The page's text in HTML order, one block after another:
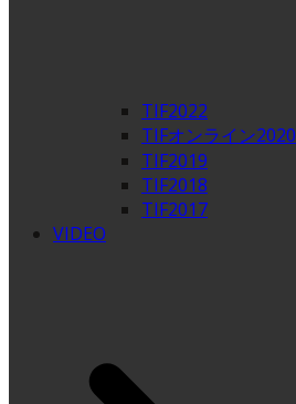
TIF2022
TIFオンライン2020
TIF2019
TIF2018
TIF2017
VIDEO